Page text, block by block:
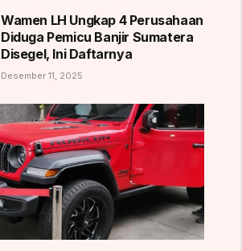
Wamen LH Ungkap 4 Perusahaan
Diduga Pemicu Banjir Sumatera
Disegel, Ini Daftarnya
Desember 11, 2025